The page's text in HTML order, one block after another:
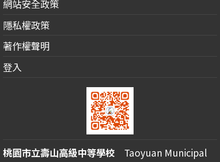
網站安全政策
隱私權政策
著作權聲明
登入
桃園市立壽山高級中等學校 Taoyuan Municipal